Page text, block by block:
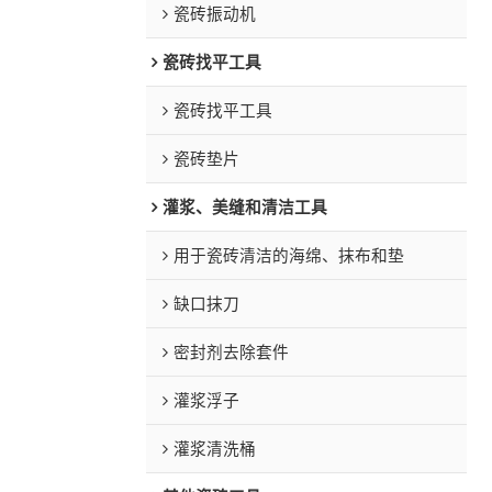
瓷砖振动机
瓷砖找平工具
瓷砖找平工具
瓷砖垫片
灌浆、美缝和清洁工具
用于瓷砖清洁的海绵、抹布和垫
缺口抹刀
密封剂去除套件
灌浆浮子
灌浆清洗桶